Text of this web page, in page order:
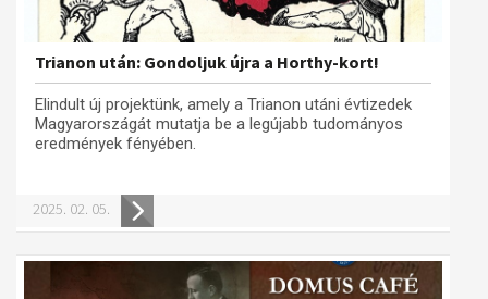
Trianon után: Gondoljuk újra a Horthy-kort!
Elindult új projektünk, amely a Trianon utáni évtizedek
Magyarországát mutatja be a legújabb tudományos
eredmények fényében.
2025. 02. 05.